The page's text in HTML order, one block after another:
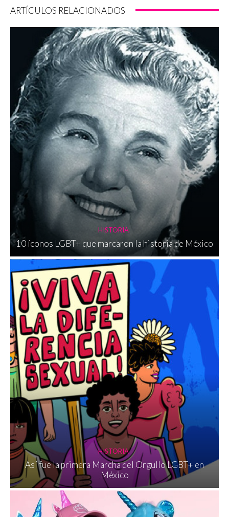
ARTÍCULOS RELACIONADOS
HISTORIA
10 íconos LGBT+ que marcaron la historia de México
HISTORIA
Así fue la primera Marcha del Orgullo LGBT+ en
México